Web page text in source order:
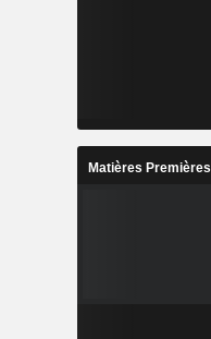
Matières Premières